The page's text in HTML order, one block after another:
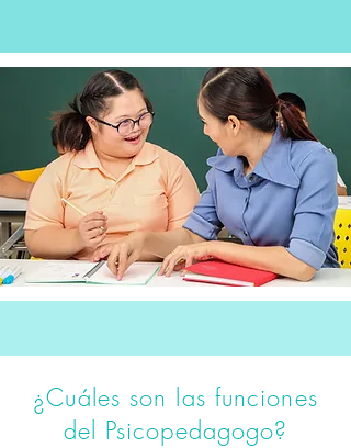
¿Cuáles son las funciones
del Psicopedagogo?